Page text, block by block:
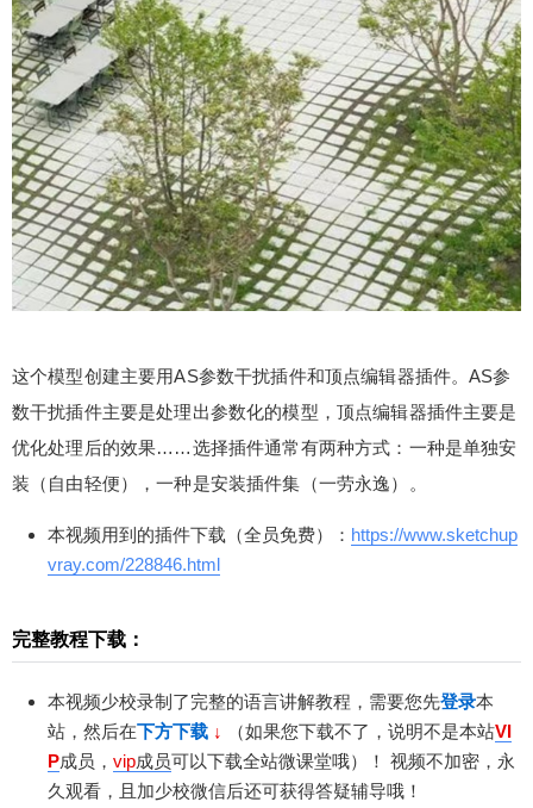
这个模型创建主要用AS参数干扰插件和顶点编辑器插件。AS参
数干扰插件主要是处理出参数化的模型，顶点编辑器插件主要是
优化处理后的效果……选择插件通常有两种方式：一种是单独安
装（自由轻便），一种是安装插件集（一劳永逸）。
本视频用到的插件下载（全员免费）： https://www.sketchup
vray.com/228846.html
完整教程下载：
本视频少校录制了完整的语言讲解教程，需要您先登录本
站，然后在下方下载 ↓ （如果您下载不了，说明不是本站VI
P成员， vip成员可以下载全站微课堂哦）！ 视频不加密，永
久观看，且加少校微信后还可获得答疑辅导哦！